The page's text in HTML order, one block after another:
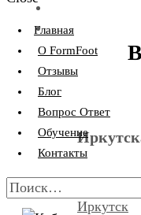
Иркутск
Главная
О FormFoot
Отзывы
Блог
Вопрос Ответ
Обучение
Контакты
Найти: